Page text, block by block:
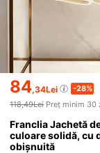
84,34Lei
-28%
118,49Lei Preț minim 30
Franclia Jachetă
culoare solidă, cu
obișnuită